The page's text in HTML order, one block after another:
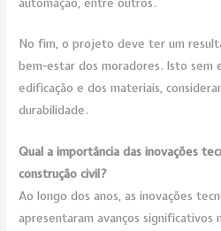
No fim, o projeto deve ter um
bem-estar dos moradores. Isto sem
edificação e dos materiais,
durabilidade.
Qual a importância das inovações
construção civil?
Ao longo dos anos, as inovações
apresentaram avanços significativos